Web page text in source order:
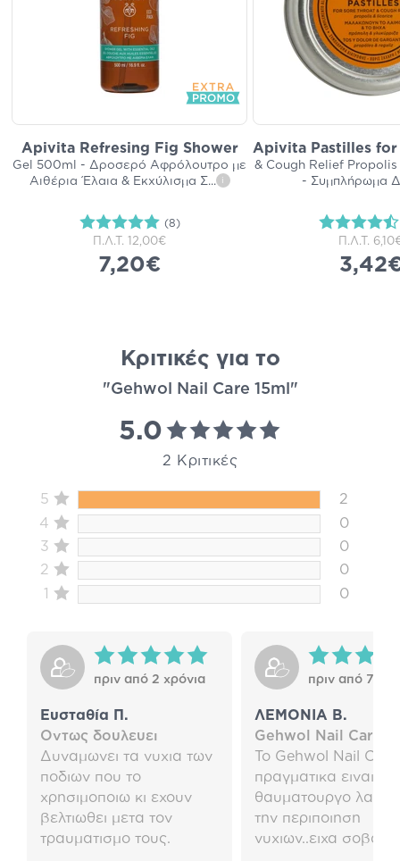
Apivita Refresing Fig Shower
Gel 500ml - Δροσερό Αφρόλουτρο με
Αιθέρια Έλαια & Εκχύλισμα Σ... i
(8)
Π.Λ.Τ. 12,00€
7,20€
Apivita Pastilles for
& Cough Relief
- Συμπλήρωμα
Π.Λ.Τ.
Κριτικές για το
"Gehwol Nail Care 15ml"
5.0
2 Κριτικές
5
2
4
0
3
0
2
0
1
0
πριν από 2 χρόνια
Ευσταθία Π.
Οντως δουλευει
Δυναμωνει τα νυχια των
ποδιων που το
χρησιμοποιω κι εχουν
βελτιωθει μετα τον
τραυματισμο τους.
πριν από 7
ΛΕΜΟΝΙΑ Β.
Gehwol Nail Care
Το Gehwol Nail Care
πραγματικα ειναι
θαυματουργο
την περιποιηση
νυχιων..ειχα σοβαρο